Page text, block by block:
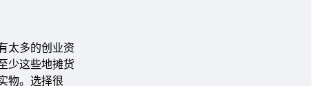
太多的创业资
少这些地摊货
物。选择很